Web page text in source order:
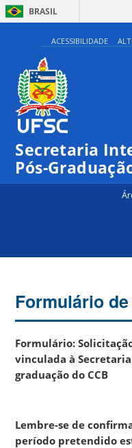
BRASIL
ACESSIBILIDADE
Secretaria
Pós-
Formulário
Formulário:
vinculada à
graduação do CCB
Lembre-se de
período pretendido